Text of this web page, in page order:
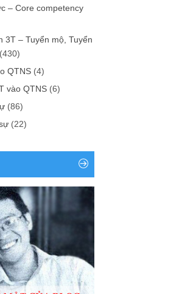
– Core competency
3T – Tuyển mộ, Tuyển
(430)
QTNS (4)
vào QTNS (6)
(86)
(22)